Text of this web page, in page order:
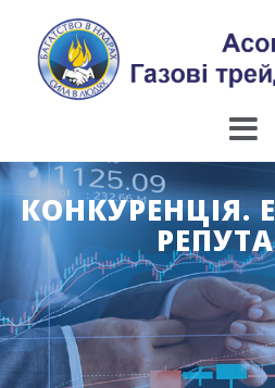
content
КОНКУРЕНЦІЯ.